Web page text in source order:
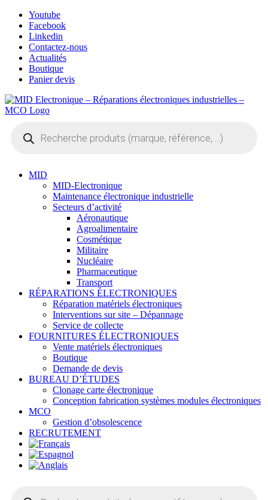
Skip
content
Youtube
Facebook
Linkedin
Contactez-nous
Actualités
Boutique
Panier devis
produits
MID
MID-Electronique
Maintenance électronique industrielle
Secteurs d’activité
Aéronautique
Agroalimentaire
Cosmétique
Militaire
Nucléaire
Pharmaceutique
Transport
RÉPARATIONS ÉLECTRONIQUES
Réparation matériels électroniques
Interventions sur site – Dépannage
Service de collecte
FOURNITURES ÉLECTRONIQUES
Vente matériels électroniques
Boutique
Demande de devis
BUREAU D’ÉTUDES
Clonage carte électronique
Conception fabrication systèmes modules électroniques
MCO
Gestion d’obsolescence
RECRUTEMENT